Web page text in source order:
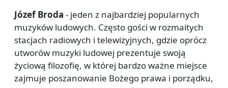
Józef Broda - jeden z najbardziej popularnych
muzyków ludowych. Często gości w rozmaitych
stacjach radiowych i telewizyjnych, gdzie oprócz
utworów muzyki ludowej prezentuje swoją
życiową filozofię, w której bardzo ważne miejsce
zajmuje poszanowanie Bożego prawa i porządku,